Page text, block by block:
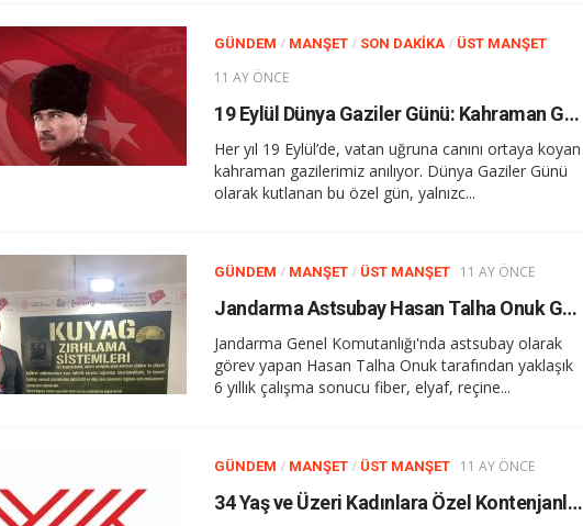
GÜNDEM / MANŞET / SON DAKIKA / ÜST MANŞET
11 AY ÖNCE
19 Eylül Dünya Gaziler Günü: Kahraman Gazilerimiz ve Gazi Mustafa Kemal Atatürk’ün İzinde Anma Günleri
Her yıl 19 Eylül’de, vatan uğruna canını ortaya koyan
kahraman gazilerimiz anılıyor. Dünya Gaziler Günü
olarak kutlanan bu özel gün, yalnızc...
GÜNDEM / MANŞET / ÜST MANŞET 11 AY ÖNCE
Jandarma Astsubay Hasan Talha Onuk Geliştirdiği Yeni Nesil Zırh Teknolojisini TEKNOFEST’te Tanıtıyor
Jandarma Genel Komutanlığı'nda astsubay olarak
görev yapan Hasan Talha Onuk tarafından yaklaşık
6 yıllık çalışma sonucu fiber, elyaf, reçine...
GÜNDEM / MANŞET / ÜST MANŞET 11 AY ÖNCE
34 Yaş ve Üzeri Kadınlara Özel Kontenjanla Üniversite Fırsatı